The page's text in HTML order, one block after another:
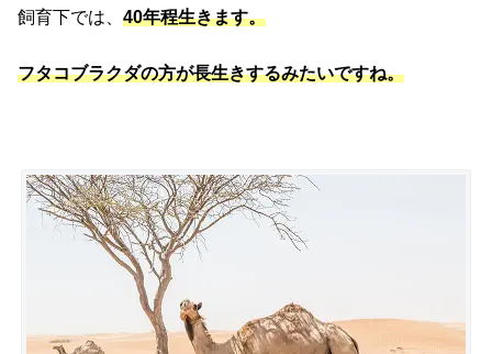
飼育下では、 40年程生きます。
フタコブラクダの方が長生きするみたいですね。